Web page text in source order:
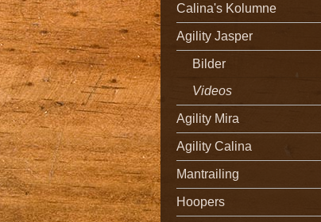
Calina's Kolumne
Agility Jasper
Bilder
Videos
Agility Mira
Agility Calina
Mantrailing
Hoopers